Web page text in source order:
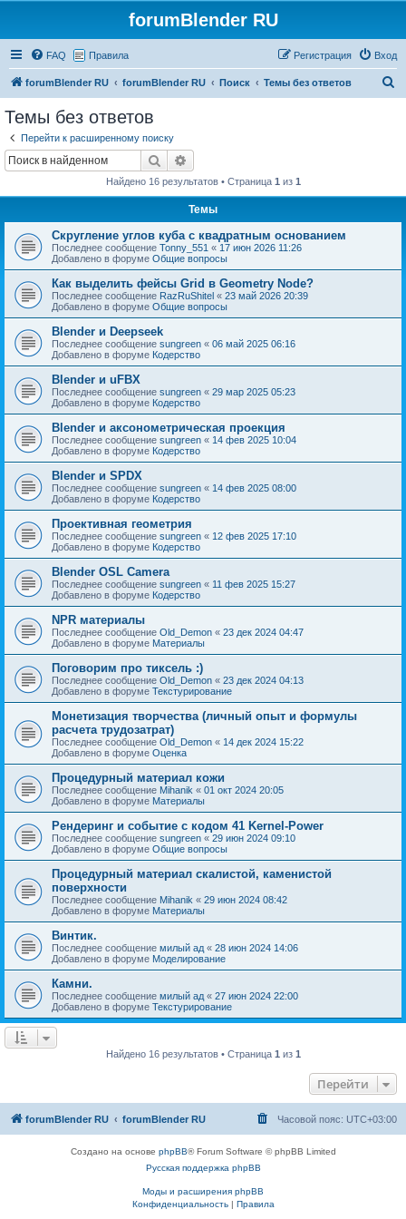
forumBlender RU
FAQ Правила Вход
Регистрация
forumBlender RU forumBlender RU Поиск Темы без ответов
Темы без ответов
Перейти к расширенному поиску
Поиск
Найдено 16 результатов • Страница 1 из 1
Темы
Скругление углов куба с квадратным основанием
Последнее сообщение Tonny_551 « 17 июн 2026 11:26
Добавлено в форуме Общие вопросы
Как выделить фейсы Grid в Geometry Node?
Последнее сообщение RazRuShitel « 23 май 2026 20:39
Добавлено в форуме Общие вопросы
Blender и Deepseek
Последнее сообщение sungreen « 06 май 2025 06:16
Добавлено в форуме Кодерство
Blender и uFBX
Последнее сообщение sungreen « 29 мар 2025 05:23
Добавлено в форуме Кодерство
Blender и аксонометрическая проекция
Последнее сообщение sungreen « 14 фев 2025 10:04
Добавлено в форуме Кодерство
Blender и SPDX
Последнее сообщение sungreen « 14 фев 2025 08:00
Добавлено в форуме Кодерство
Проективная геометрия
Последнее сообщение sungreen « 12 фев 2025 17:10
Добавлено в форуме Кодерство
Blender OSL Camera
Последнее сообщение sungreen « 11 фев 2025 15:27
Добавлено в форуме Кодерство
NPR материалы
Последнее сообщение Old_Demon « 23 дек 2024 04:47
Добавлено в форуме Материалы
Поговорим про тиксель :)
Последнее сообщение Old_Demon « 23 дек 2024 04:13
Добавлено в форуме Текстурирование
Монетизация творчества (личный опыт и формулы
расчета трудозатрат)
Последнее сообщение Old_Demon « 14 дек 2024 15:22
Добавлено в форуме Оценка
Процедурный материал кожи
Последнее сообщение Mihanik « 01 окт 2024 20:05
Добавлено в форуме Материалы
Рендеринг и событие с кодом 41 Kernel-Power
Последнее сообщение sungreen « 29 июн 2024 09:10
Добавлено в форуме Общие вопросы
Процедурный материал скалистой, каменистой
поверхности
Последнее сообщение Mihanik « 29 июн 2024 08:42
Добавлено в форуме Материалы
Винтик.
Последнее сообщение милый ад « 28 июн 2024 14:06
Добавлено в форуме Моделирование
Камни.
Последнее сообщение милый ад « 27 июн 2024 22:00
Добавлено в форуме Текстурирование
Найдено 16 результатов • Страница 1 из 1
Перейти
forumBlender RU forumBlender RU Часовой пояс: UTC+03:00
Создано на основе phpBB® Forum Software © phpBB Limited
Русская поддержка phpBB
Моды и расширения phpBB
Конфиденциальность| Правила